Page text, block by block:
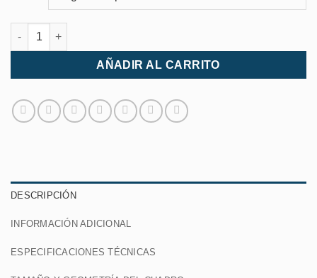
Bianchi e-Vertic FX SE XT12 Bosch CX cantidad
AÑADIR AL CARRITO
DESCRIPCIÓN
INFORMACIÓN ADICIONAL
ESPECIFICACIONES TÉCNICAS